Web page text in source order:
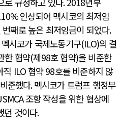
인상되어 멕시코의 최저임
째로 높은 최저임금이 되었다.
시코가 국제노동기구(ILO)의 결
한 협약(제98호 협약)을 비준한
직 ILO협약98호를 비준하지 않
준했다.멕시코가 트럼프 행정부
조항 작성을 위한 협상에
던 것이다.